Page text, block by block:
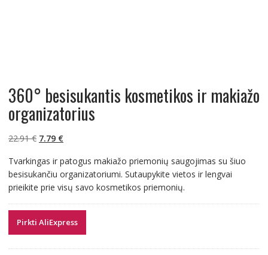
360° besisukantis kosmetikos ir makiažo
organizatorius
22.91€ Original
was:
22.91 €.
7.79 €Current
is:
7.79 €.
Tvarkingas ir patogus makiažo priemonių saugojimas su šiuo
besisukančiu organizatoriumi. Sutaupykite vietos ir lengvai
prieikite prie visų savo kosmetikos priemonių.
Pirkti AliExpress